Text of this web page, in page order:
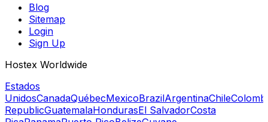
Blog
Sitemap
Login
Sign Up
Hostex Worldwide
Estados
UnidosCanadaQuébecMexicoBrazilArgentinaChile
RepublicGuatemalaHondurasEl SalvadorCosta